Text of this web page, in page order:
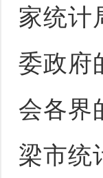
家统计
委政府
会各界
梁市统